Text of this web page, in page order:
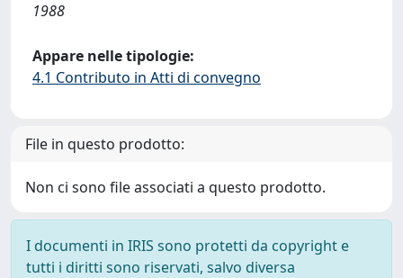
1988
Appare nelle tipologie:
4.1 Contributo in Atti di convegno
File in questo prodotto:
Non ci sono file associati a questo prodotto.
I documenti in IRIS sono protetti da copyright e
tutti i diritti sono riservati, salvo diversa